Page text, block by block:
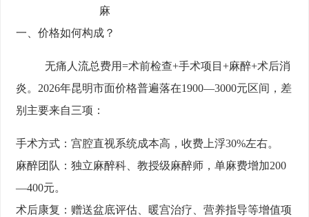
麻
一、价格如何构成？
无痛人流总费用=术前检查+手术项目+麻醉+术后消
炎。2026年昆明市面价格普遍落在1900—3000元区间，差
别主要来自三项：
手术方式：宫腔直视系统成本高，收费上浮30%左右。
麻醉团队：独立麻醉科、教授级麻醉师，单麻费增加200
—400元。
术后康复：赠送盆底评估、暖宫治疗、营养指导等增值项